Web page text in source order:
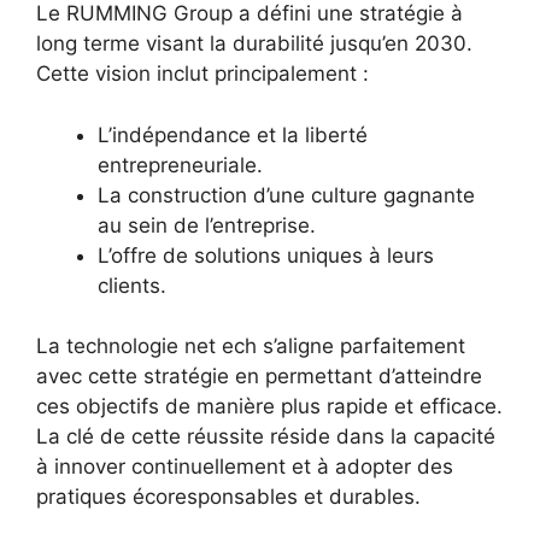
Le RUMMING Group a défini une stratégie à
long terme visant la durabilité jusqu’en 2030.
Cette vision inclut principalement :
L’indépendance et la liberté
entrepreneuriale.
La construction d’une culture gagnante
au sein de l’entreprise.
L’offre de solutions uniques à leurs
clients.
La technologie net ech s’aligne parfaitement
avec cette stratégie en permettant d’atteindre
ces objectifs de manière plus rapide et efficace.
La clé de cette réussite réside dans la capacité
à innover continuellement et à adopter des
pratiques écoresponsables et durables.